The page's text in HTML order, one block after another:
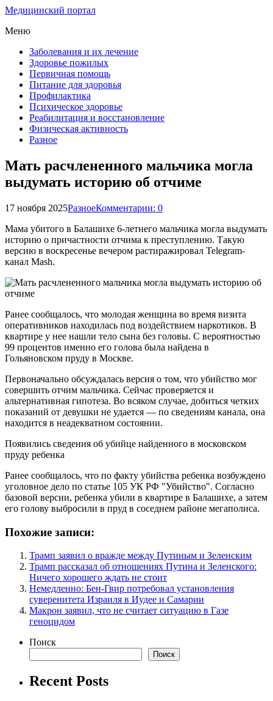
Медицинский портал
Меню
Заболевания и их лечение
Здоровье пожилых
Первичная помощь
Питание для здоровья
Профилактика
Психическое здоровье
Реабилитация и восстановление
Физическая активность
Разное
Мать расчлененного мальчика могла
выдумать историю об отчиме
17 ноября 2025РазноеКомментарии: 0
Мама убитого в Балашихе 6-летнего мальчика могла выдумать
историю о причастности отчима к преступлению. Такую
версию в воскресенье вечером растиражировал Telegram-
канал Mash.
Ранее сообщалось, что молодая женщина во время визита
оперативников находилась под воздействием наркотиков. В
квартире у нее нашли тело сына без головы. С вероятностью
99 процентов именно его голова была найдена в
Гольяновском пруду в Москве.
Первоначально обсуждалась версия о том, что убийство мог
совершить отчим мальчика. Сейчас проверяется и
альтернативная гипотеза. Во всяком случае, добиться четких
показаний от девушки не удается — по сведениям канала, она
находится в неадекватном состоянии.
Появились сведения об убийце найденного в московском
пруду ребенка
Ранее сообщалось, что по факту убийства ребенка возбуждено
уголовное дело по статье 105 УК РФ "Убийство". Согласно
базовой версии, ребенка убили в квартире в Балашихе, а затем
его голову выбросили в пруд в соседнем районе мегаполиса.
Похожие записи:
Трамп заявил о вражде между Путиным и Зеленским
Трамп рассказал об отношениях Путина и Зеленского:
Ничего хорошего ждать не стоит
Немедленно: Бен-Гвир потребовал установления
суверенитета Израиля в Иудее и Самарии
Макрон заявил, что не считает ситуацию в Газе
геноцидом
Поиск
Поиск
Recent Posts